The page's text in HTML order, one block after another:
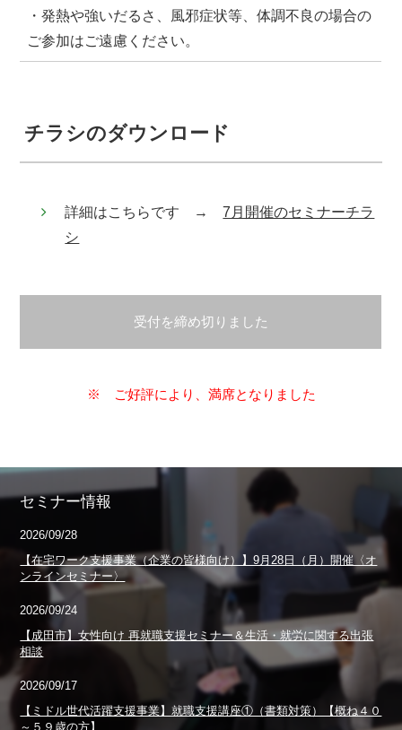
・発熱や強いだるさ、風邪症状等、体調不良の場合の
ご参加はご遠慮ください。
チラシのダウンロード
詳細はこちらです →7月開催のセミナーチラ
シ
受付を締め切りました
※ ご好評により、満席となりました
セミナー情報
2026/09/28
【在宅ワーク支援事業（企業の皆様向け）】9月28日（月）開催〈オ
ンラインセミナー〉
2026/09/24
【成田市】女性向け 再就職支援セミナー＆生活・就労に関する出張
相談
2026/09/17
【ミドル世代活躍支援事業】就職支援講座①（書類対策）【概ね４０
～５９歳の方】